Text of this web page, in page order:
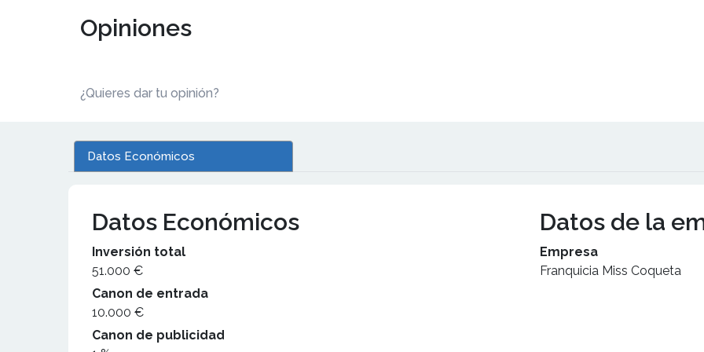
Opiniones
¿Quieres dar tu opinión?
Datos Económicos
Datos Económicos
Inversión total
51.000 €
Canon de entrada
10.000 €
Canon de publicidad
Datos de la
Empresa
Franquicia Miss Coqueta